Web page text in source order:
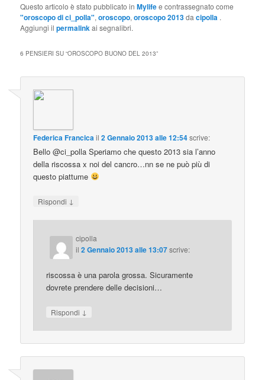
Questo articolo è stato pubblicato inMylifee contrassegnato come
"oroscopo di ci_polla",oroscopo,oroscopo 2013dacipolla .
Aggiungi ilpermalinkai segnalibri.
6 PENSIERI SU “OROSCOPO BUONO DEL 2013”
Federica Francicail2 Gennaio 2013 alle 12:54scrive:
Bello @ci_polla Speriamo che questo 2013 sia l’anno
della riscossa x noi del cancro…nn se ne può più di
questo piattume
Rispondi ↓
cipolla
il2 Gennaio 2013 alle 13:07scrive:
riscossa è una parola grossa. Sicuramente
dovrete prendere delle decisioni…
Rispondi ↓